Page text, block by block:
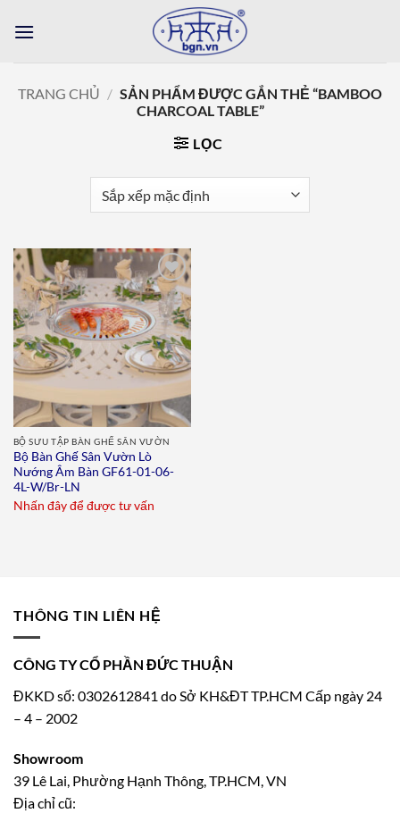
qua
TRANG CHỦ / SẢN PHẨM ĐƯỢC GẮN THẺ “BAMBOO
CHARCOAL TABLE”
LỌC
Add to
wishlist
BỘ SƯU TẬP BÀN GHẾ SÂN VƯỜN
Bộ Bàn Ghế Sân Vườn Lò
Nướng Âm Bàn GF61-01-06-
4L-W/Br-LN
Nhấn đây để được tư vấn
THÔNG TIN LIÊN HỆ
CÔNG TY CỔ PHẦN ĐỨC THUẬN
ĐKKD số: 0302612841 do Sở KH&ĐT TP.HCM Cấp ngày 24
– 4 – 2002
Showroom
39 Lê Lai, Phường Hạnh Thông, TP.HCM, VN
Địa chỉ cũ: